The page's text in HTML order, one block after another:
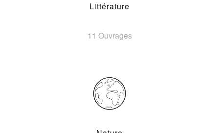
Littérature
11 Ouvrages